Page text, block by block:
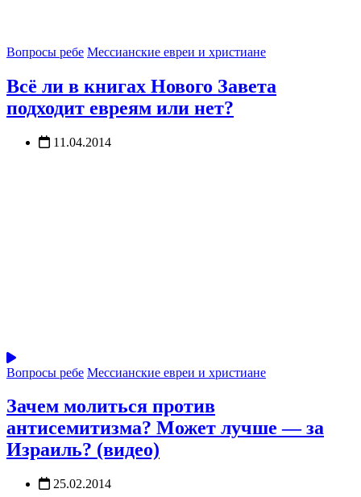
Вопросы ребе Мессианские евреи и христиане
Всё ли в книгах Нового Завета
подходит евреям или нет?
11.04.2014
Вопросы ребе Мессианские евреи и христиане
Зачем молиться против
антисемитизма? Может лучше — за
Израиль? (видео)
25.02.2014